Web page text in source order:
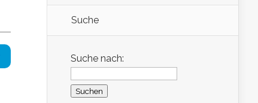
Suche
Suche nach: